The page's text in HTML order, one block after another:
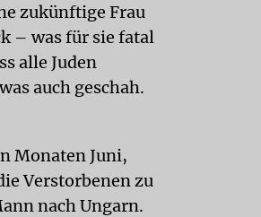
zukünftige Frau
– was für sie fatal
alle Juden
auch geschah.
Monaten Juni,
Verstorbenen zu
nach Ungarn.